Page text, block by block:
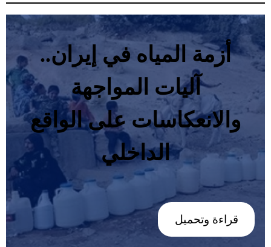
أزمة‭ ‬المياه‭ ‬في‭ ‬إيران‭..
‬الداخلي
قراءة وتحميل